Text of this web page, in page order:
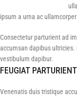
ipsum a urna ac
Consectetur parturient ad
accumsan dapibus
vestibulum dapibur.
FEUGIAT PARTURIENT
Venenatis duis tristique